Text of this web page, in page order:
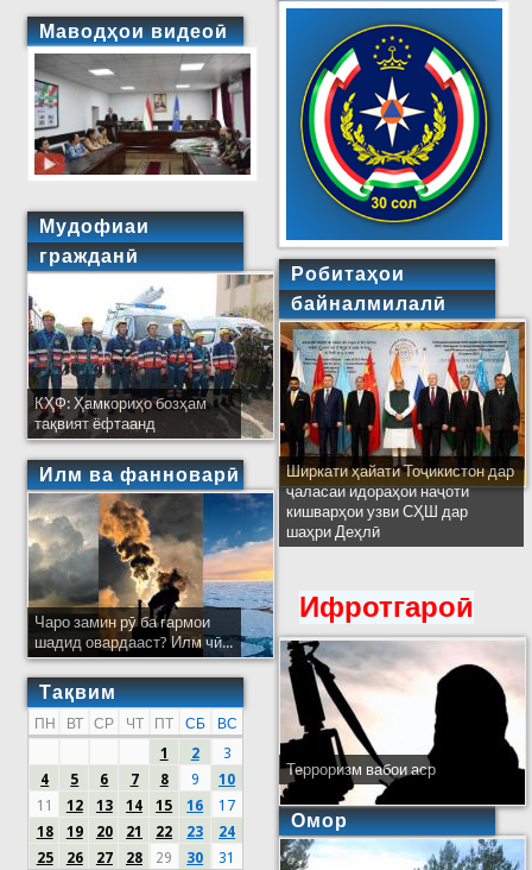
Маводҳои видеоӣ
Мудофиаи
гражданӣ
КҲФ: Ҳамкориҳо бозҳам
тақвият ёфтаанд
Илм ва фанноварӣ
Чаро замин рӯ ба гармои
шадид овардааст? Илм чӣ...
Тақвим
ПН ВТ СР ЧТ ПТ СБ
ВС
1
2
3
4
5 6 7 8 9
10
11
12 13 14 15 16
17
18
19 20 21 22 23
24
25
26 27 28 29 30 31
Робитаҳои
байналмилалӣ
Ширкати ҳайати Тоҷикистон дар
ҷаласаи идораҳои наҷоти
кишварҳои узви СҲШ дар
шаҳри Деҳлӣ
Ифротгароӣ
Терроризм вабои аср
Омор